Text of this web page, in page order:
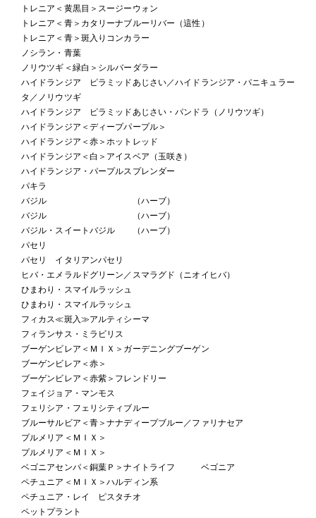
トレニア＜黄黒目＞スージーウォン
トレニア＜青＞カタリーナブルーリバー（這性）
トレニア＜青＞斑入りコンカラー
ノシラン・青葉
ノリウツギ＜緑白＞シルバーダラー
ハイドランジア ピラミッドあじさい／ハイドランジア・パニキュラー
タ／ノリウツギ
ハイドランジア ピラミッドあじさい・パンドラ（ノリウツギ）
ハイドランジア＜ディープパープル＞
ハイドランジア＜赤＞ホットレッド
ハイドランジア＜白＞アイスベア（玉咲き）
ハイドランジア・パープルスプレンダー
パキラ
バジル （ハーブ）
バジル （ハーブ）
バジル・スイートバジル （ハーブ）
パセリ
パセリ イタリアンパセリ
ヒバ・エメラルドグリーン／スマラグド（ニオイヒバ）
ひまわり・スマイルラッシュ
ひまわり・スマイルラッシュ
フィカス≪斑入≫アルティシーマ
フィランサス・ミラビリス
ブーゲンビレア＜ＭＩＸ＞ガーデニングブーゲン
ブーゲンビレア＜赤＞
ブーゲンビレア＜赤紫＞フレンドリー
フェイジョア・マンモス
フェリシア・フェリシティブルー
ブルーサルビア＜青＞ナナディープブルー／ファリナセア
プルメリア＜ＭＩＸ＞
プルメリア＜ＭＩＸ＞
ベゴニアセンパ＜銅葉Ｐ＞ナイトライフ ベゴニア
ペチュニア＜ＭＩＸ＞ハルディン系
ペチュニア・レイ ピスタチオ
ペットプラント